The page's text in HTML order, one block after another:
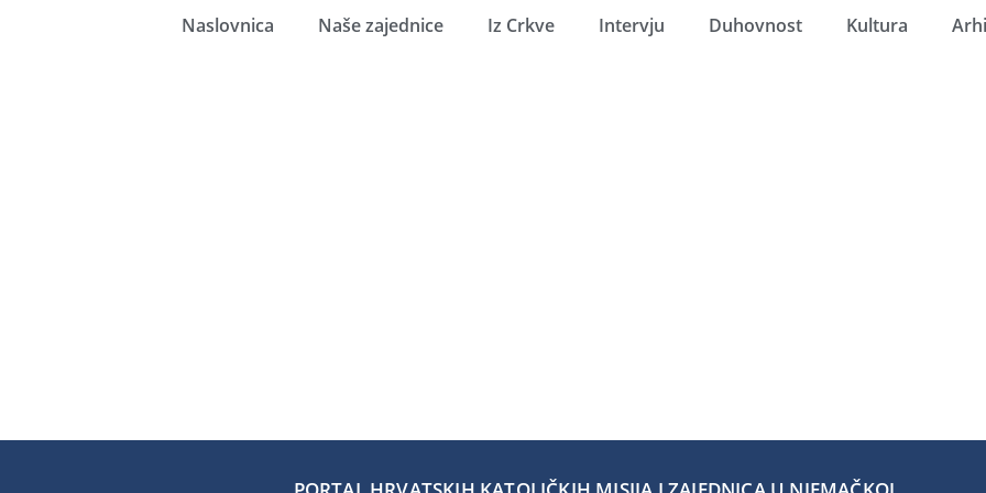
Naslovnica Naše zajednice Iz Crkve Intervju Duhovnost Kultura